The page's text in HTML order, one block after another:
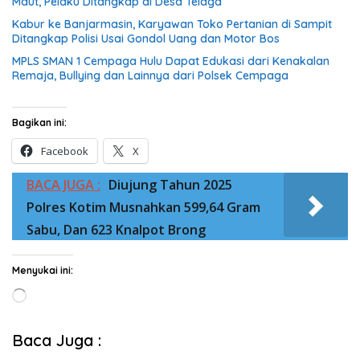
Kabur ke Banjarmasin, Karyawan Toko Pertanian di Sampit
Ditangkap Polisi Usai Gondol Uang dan Motor Bos
MPLS SMAN 1 Cempaga Hulu Dapat Edukasi dari Kenakalan
Remaja, Bullying dan Lainnya dari Polsek Cempaga
Bagikan ini:
Facebook X
BACA JUGA : Diujung Tahun 2025
Polres Kotim Musnahkan 599,64 Gram
Sabu, Dan 623 Knalpot Brong
Menyukai ini:
Memuat...
Baca Juga :